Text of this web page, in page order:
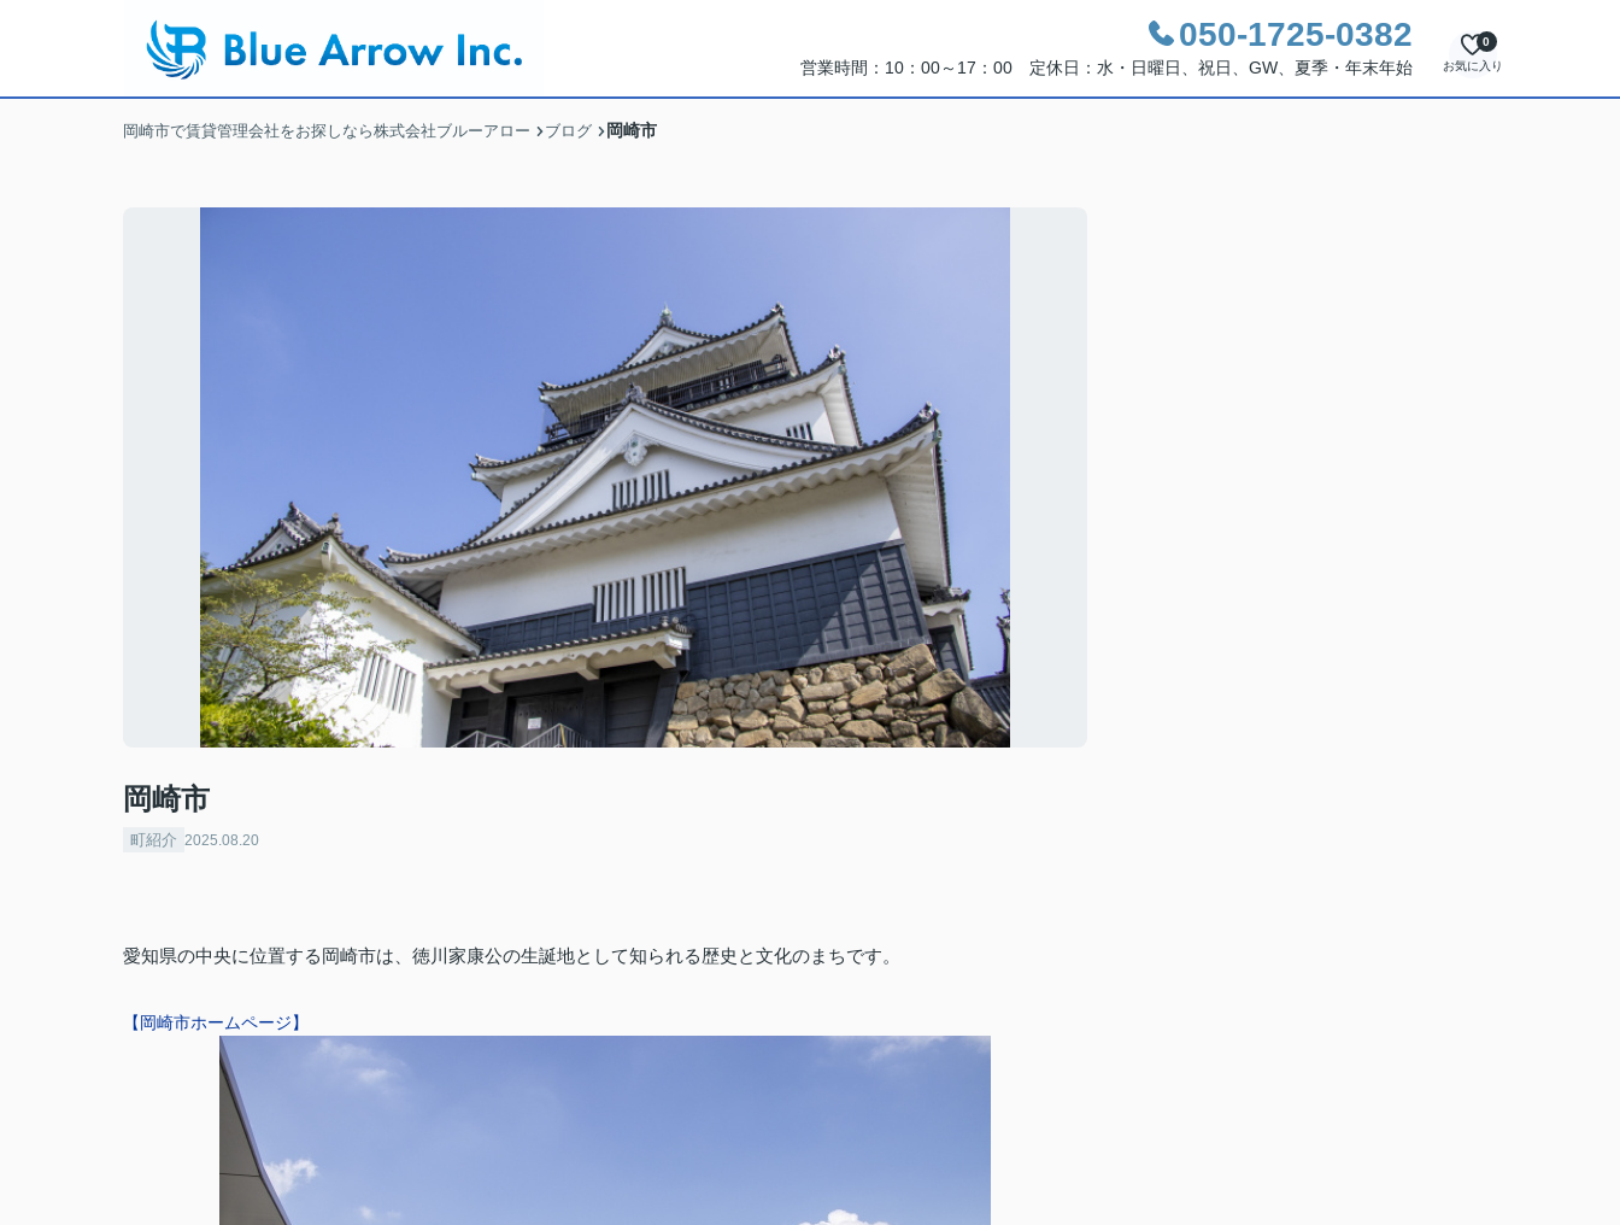
050-1725-0382
営業時間：10：00～17：00 定休日：水・日曜日、祝日、GW、夏季・年末年始 お気に入り
0
岡崎市で賃貸管理会社をお探しなら株式会社ブルーアロー ブログ 岡崎市
岡崎市
町紹介 2025.08.20
愛知県の中央に位置する岡崎市は、徳川家康公の生誕地として知られる歴史と文化のまちです。
【岡崎市ホームページ】